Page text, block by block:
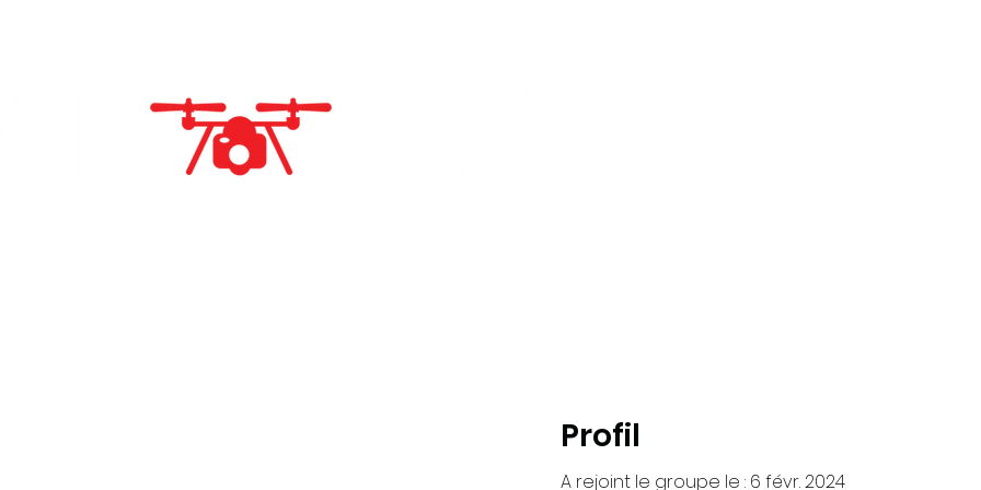
Profil
A rejoint le groupe le : 6 févr. 2024